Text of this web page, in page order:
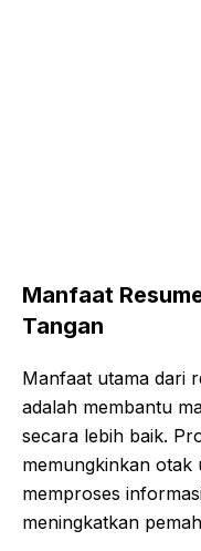
Manfaat
Tangan
Manfaat utama dari
adalah membantu
secara lebih baik.
memungkinkan otak
memproses
meningkatkan